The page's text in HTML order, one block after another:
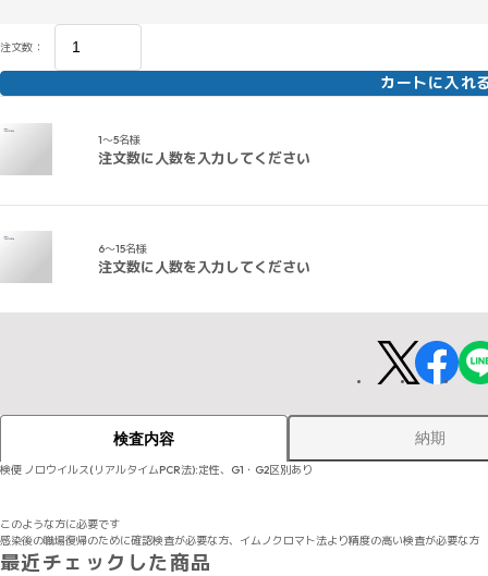
注文数：
カートに入れ
1～5名様
注文数に人数を入力してください
6～15名様
注文数に人数を入力してください
検査内容 納期
検便 ノロウイルス(リアルタイムPCR法):定性、G1・G2区別あり
このような方に必要です
感染後の職場復帰のために確認検査が必要な方、イムノクロマト法より精度の高い検査が必要な方
最近チェックした商品